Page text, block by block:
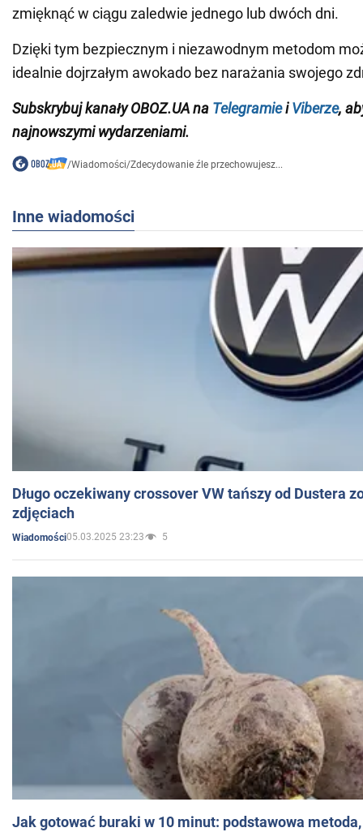
zmięknąć w ciągu zaledwie jednego lub dwóch dni.
Dzięki tym bezpiecznym i niezawodnym metodom
idealnie dojrzałym awokado bez narażania swojego
SubskrybujkanałyOBOZ.UA na TelegramieiViberze,
najnowszymi wydarzeniami.
/Wiadomości/Zdecydowanie źle przechowujesz...
Inne wiadomości
Długo oczekiwany crossover VW tańszy od Dustera
zdjęciach
Wiadomości05.03.2025 23:23 5
Jak gotować buraki w 10 minut: podstawowa